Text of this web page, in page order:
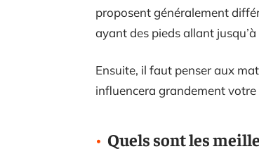
proposent généralement
ayant des pieds allant
Ensuite, il faut penser aux
influencera grandement
Quels sont les